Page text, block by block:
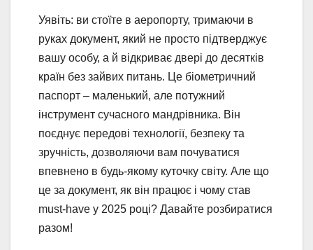
Уявіть: ви стоїте в аеропорту, тримаючи в
руках документ, який не просто підтверджує
вашу особу, а й відкриває двері до десятків
країн без зайвих питань. Це біометричний
паспорт – маленький, але потужний
інструмент сучасного мандрівника. Він
поєднує передові технології, безпеку та
зручність, дозволяючи вам почуватися
впевнено в будь-якому куточку світу. Але що
це за документ, як він працює і чому став
must-have у 2025 році? Давайте розбиратися
разом!